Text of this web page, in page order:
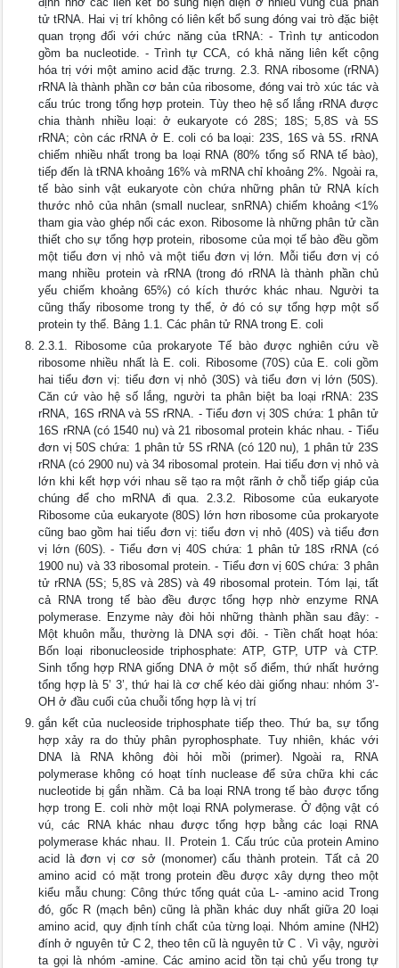
tử tRNA. Hai vị trí không có liên kết bổ sung đóng vai trò đặc biệt
quan trọng đối với chức năng của tRNA: - Trình tự anticodon
gồm ba nucleotide. - Trình tự CCA, có khả năng liên kết cộng
hóa trị với một amino acid đặc trưng. 2.3. RNA ribosome (rRNA)
rRNA là thành phần cơ bản của ribosome, đóng vai trò xúc tác và
cấu trúc trong tổng hợp protein. Tùy theo hệ số lắng rRNA được
chia thành nhiều loại: ở eukaryote có 28S; 18S; 5,8S và 5S
rRNA; còn các rRNA ở E. coli có ba loại: 23S, 16S và 5S. rRNA
chiếm nhiều nhất trong ba loại RNA (80% tổng số RNA tế bào),
tiếp đến là tRNA khoảng 16% và mRNA chỉ khoảng 2%. Ngoài ra,
tế bào sinh vật eukaryote còn chứa những phân tử RNA kích
thước nhỏ của nhân (small nuclear, snRNA) chiếm khoảng <1%
tham gia vào ghép nối các exon. Ribosome là những phân tử cần
thiết cho sự tổng hợp protein, ribosome của mọi tế bào đều gồm
một tiểu đơn vị nhỏ và một tiểu đơn vị lớn. Mỗi tiểu đơn vị có
mang nhiều protein và rRNA (trong đó rRNA là thành phần chủ
yếu chiếm khoảng 65%) có kích thước khác nhau. Người ta
cũng thấy ribosome trong ty thể, ở đó có sự tổng hợp một số
protein ty thể. Bảng 1.1. Các phân tử RNA trong E. coli
2.3.1. Ribosome của prokaryote Tế bào được nghiên cứu về
ribosome nhiều nhất là E. coli. Ribosome (70S) của E. coli gồm
hai tiểu đơn vị: tiểu đơn vị nhỏ (30S) và tiểu đơn vị lớn (50S).
Căn cứ vào hệ số lắng, người ta phân biệt ba loại rRNA: 23S
rRNA, 16S rRNA và 5S rRNA. - Tiểu đơn vị 30S chứa: 1 phân tử
16S rRNA (có 1540 nu) và 21 ribosomal protein khác nhau. - Tiểu
đơn vị 50S chứa: 1 phân tử 5S rRNA (có 120 nu), 1 phân tử 23S
rRNA (có 2900 nu) và 34 ribosomal protein. Hai tiểu đơn vị nhỏ và
lớn khi kết hợp với nhau sẽ tạo ra một rãnh ở chỗ tiếp giáp của
chúng để cho mRNA đi qua. 2.3.2. Ribosome của eukaryote
Ribosome của eukaryote (80S) lớn hơn ribosome của prokaryote
cũng bao gồm hai tiểu đơn vị: tiểu đơn vị nhỏ (40S) và tiểu đơn
vị lớn (60S). - Tiểu đơn vị 40S chứa: 1 phân tử 18S rRNA (có
1900 nu) và 33 ribosomal protein. - Tiểu đơn vị 60S chứa: 3 phân
tử rRNA (5S; 5,8S và 28S) và 49 ribosomal protein. Tóm lại, tất
cả RNA trong tế bào đều được tổng hợp nhờ enzyme RNA
polymerase. Enzyme này đòi hỏi những thành phần sau đây: -
Một khuôn mẫu, thường là DNA sợi đôi. - Tiền chất hoạt hóa:
Bốn loại ribonucleoside triphosphate: ATP, GTP, UTP và CTP.
Sinh tổng hợp RNA giống DNA ở một số điểm, thứ nhất hướng
tổng hợp là 5’ 3’, thứ hai là cơ chế kéo dài giống nhau: nhóm 3’-
OH ở đầu cuối của chuỗi tổng hợp là vị trí
gắn kết của nucleoside triphosphate tiếp theo. Thứ ba, sự tổng
hợp xảy ra do thủy phân pyrophosphate. Tuy nhiên, khác với
DNA là RNA không đòi hỏi mồi (primer). Ngoài ra, RNA
polymerase không có hoạt tính nuclease để sửa chữa khi các
nucleotide bị gắn nhầm. Cả ba loại RNA trong tế bào được tổng
hợp trong E. coli nhờ một loại RNA polymerase. Ở động vật có
vú, các RNA khác nhau được tổng hợp bằng các loại RNA
polymerase khác nhau. II. Protein 1. Cấu trúc của protein Amino
acid là đơn vị cơ sở (monomer) cấu thành protein. Tất cả 20
amino acid có mặt trong protein đều được xây dựng theo một
kiểu mẫu chung: Công thức tổng quát của L- -amino acid Trong
đó, gốc R (mạch bên) cũng là phần khác duy nhất giữa 20 loại
amino acid, quy định tính chất của từng loại. Nhóm amine (NH2)
đính ở nguyên tử C 2, theo tên cũ là nguyên tử C . Vì vậy, người
ta gọi là nhóm -amine. Các amino acid tồn tại chủ yếu trong tự